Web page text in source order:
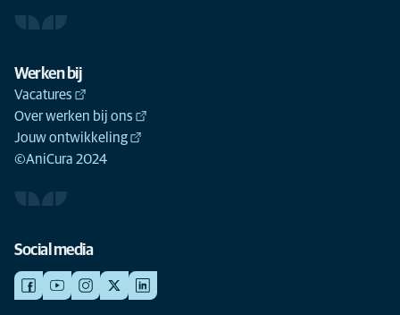
Werken bij
Vacatures
Over werken bij ons
Jouw ontwikkeling
©AniCura 2024
Social media